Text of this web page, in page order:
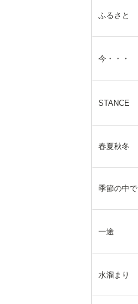
ふるさと
今・・・
STANCE
春夏秋冬
季節の中で
一途
水溜まり